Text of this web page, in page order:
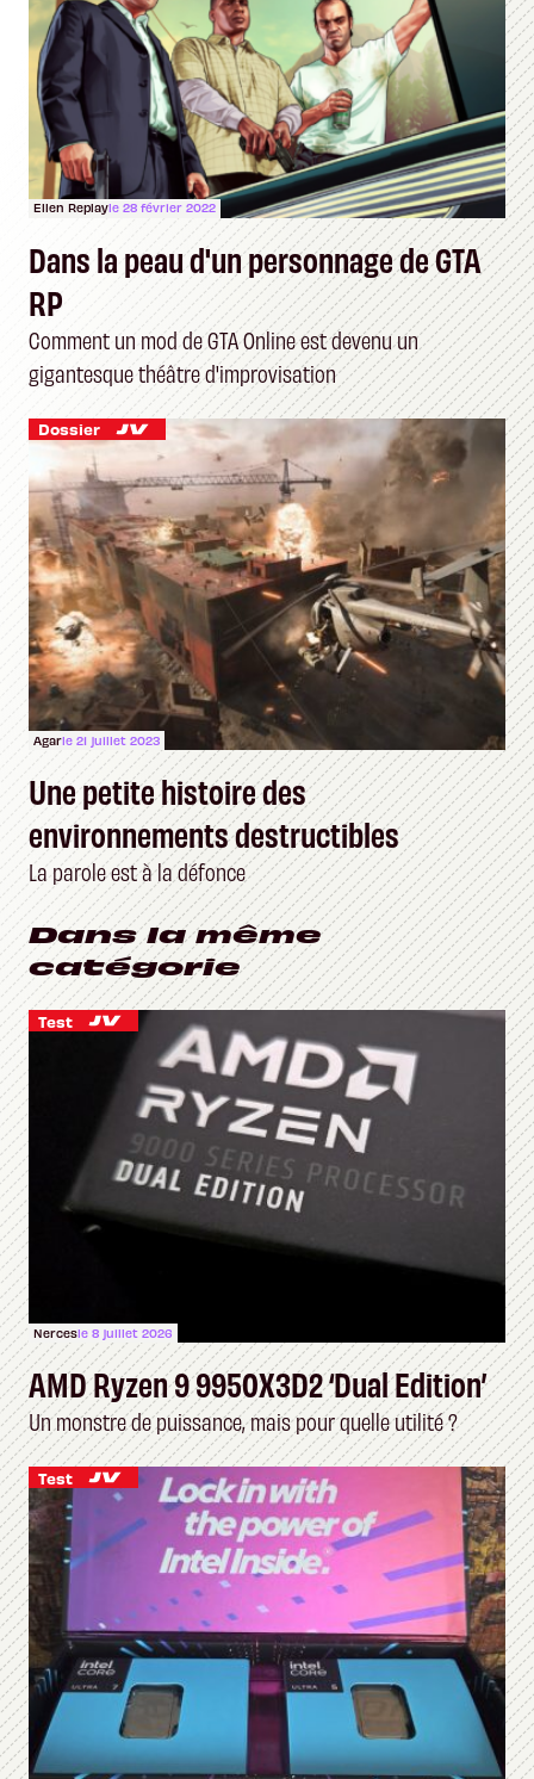
Ellen Replayle 28 février 2022
Dans la peau d'un personnage de GTA
RP
Comment un mod de GTA Online est devenu un
gigantesque théâtre d'improvisation
Dossier
Agarle 21 juillet 2023
Une petite histoire des
environnements destructibles
La parole est à la défonce
Dans la même
catégorie
Test
Nercesle 8 juillet 2026
AMD Ryzen 9 9950X3D2 ‘Dual Edition’
Un monstre de puissance, mais pour quelle utilité ?
Test